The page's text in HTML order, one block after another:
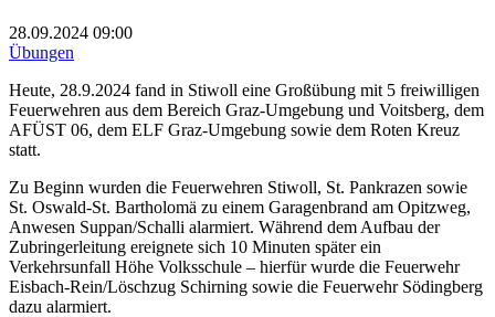
28.09.2024 09:00
Übungen
Heute, 28.9.2024 fand in Stiwoll eine Großübung mit 5 freiwilligen
Feuerwehren aus dem Bereich Graz-Umgebung und Voitsberg, dem
AFÜST 06, dem ELF Graz-Umgebung sowie dem Roten Kreuz
statt.
Zu Beginn wurden die Feuerwehren Stiwoll, St. Pankrazen sowie
St. Oswald-St. Bartholomä zu einem Garagenbrand am Opitzweg,
Anwesen Suppan/Schalli alarmiert. Während dem Aufbau der
Zubringerleitung ereignete sich 10 Minuten später ein
Verkehrsunfall Höhe Volksschule – hierfür wurde die Feuerwehr
Eisbach-Rein/Löschzug Schirning sowie die Feuerwehr Södingberg
dazu alarmiert.